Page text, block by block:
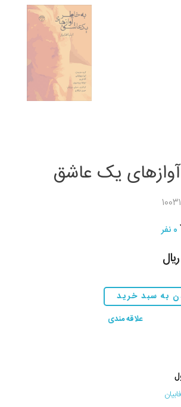
یک عاشق
0 نفر
به سبد خرید
علاقه مندی